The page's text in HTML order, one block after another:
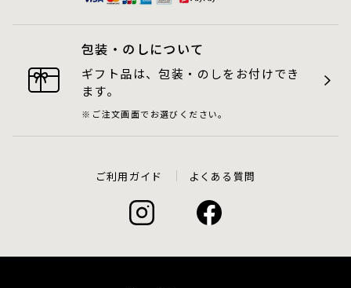
包装・のしについて
ギフト品は、包装・のしをお付けでき
ます。
ご注文画面でお選びください。
ご利用ガイド よくある質問